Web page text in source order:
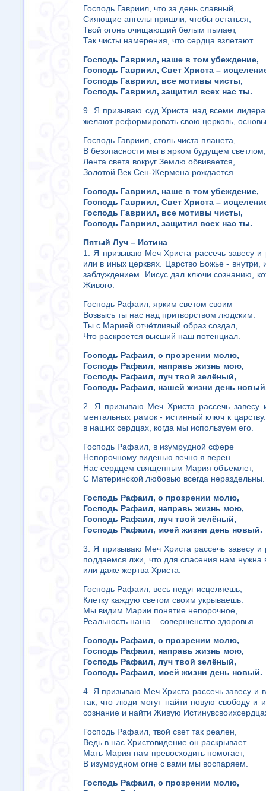
Господь Гавриил, что за день славный,
Сияющие ангелы пришли, чтобы остаться,
Твой огонь очищающий белым пылает,
Так чисты намерения, что сердца взлетают.
Господь Гавриил, наше в том убеждение,
Господь Гавриил, Свет Христа –
Господь Гавриил, все мотивы чисты,
Господь Гавриил, защитил всех нас ты.
9. Я призываю суд Христа над всеми
желают реформировать свою церковь,
Господь Гавриил, столь чиста планета,
В безопасности мы в ярком будущем светлом,
Лента света вокруг Землю обвивается,
Золотой Век Сен-Жермена рождается.
Господь Гавриил, наше в том убеждение,
Господь Гавриил, Свет Христа –
Господь Гавриил, все мотивы чисты,
Господь Гавриил, защитил всех нас ты.
Пятый Луч – Истина
1. Я призываю Меч Христа рассечь завесу и
или в иных церквях. Царство Божье - внутри,
заблуждением. Иисус дал ключи сознанию,
Живого.
Господь Рафаил, ярким светом своим
Возвысь ты нас над притворством людским.
Ты с Марией отчётливый образ создал,
Что раскроется высший наш потенциал.
Господь Рафаил, о прозрении молю,
Господь Рафаил, направь жизнь мою,
Господь Рафаил, луч твой зелёный,
Господь Рафаил, нашей жизни день
2. Я призываю Меч Христа рассечь завесу
ментальных рамок - истинный ключ к
в наших сердцах, когда мы используем его.
Господь Рафаил, в изумрудной сфере
Непорочному виденью вечно я верен.
Нас сердцем священным Мария объемлет,
С Материнской любовью всегда нераздельны.
Господь Рафаил, о прозрении молю,
Господь Рафаил, направь жизнь мою,
Господь Рафаил, луч твой зелёный,
Господь Рафаил, моей жизни день новый.
3. Я призываю Меч Христа рассечь завесу и
поддаемся лжи, что для спасения нам нужна
или даже жертва Христа.
Господь Рафаил, весь недуг исцеляешь,
Клетку каждую светом своим укрываешь.
Мы видим Марии понятие непорочное,
Реальность наша – совершенство здоровья.
Господь Рафаил, о прозрении молю,
Господь Рафаил, направь жизнь мою,
Господь Рафаил, луч твой зелёный,
Господь Рафаил, моей жизни день новый.
4. Я призываю Меч Христа рассечь завесу и
так, что люди могут найти новую свободу и
сознание и найти Живую
Господь Рафаил, твой свет так реален,
Ведь в нас Христовидение он раскрывает.
Мать Мария нам превосходить помогает,
В изумрудном огне с вами мы воспаряем.
Господь Рафаил, о прозрении молю,